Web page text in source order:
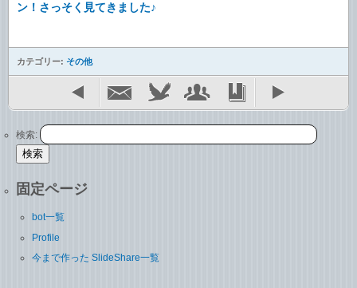
ン！さっそく見てきました♪
カテゴリー: その他
検索:
固定ページ
bot一覧
Profile
今まで作った SlideShare一覧